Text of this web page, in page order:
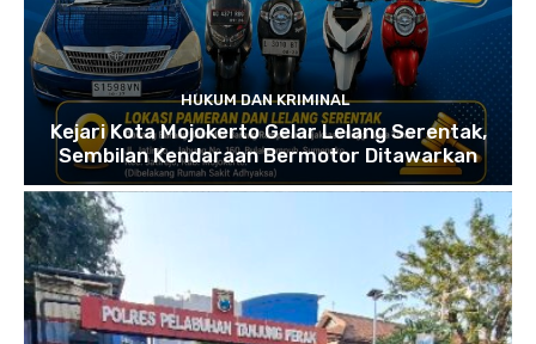
HUKUM DAN KRIMINAL
Kejari Kota Mojokerto Gelar Lelang Serentak,
Sembilan Kendaraan Bermotor Ditawarkan